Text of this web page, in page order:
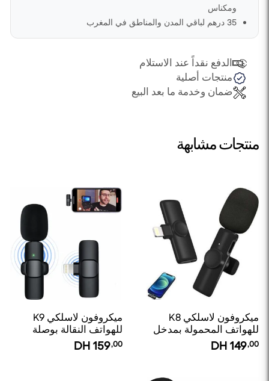
ومكناس
35 درهم لباقي المدن والمناطق في المغرب
الدفع نقداً عند الاستلام
منتجات أصلية
ضمان وخدمة ما بعد البيع
منتجات مشابهة
ميكروفون لاسلكي K8
للهواتف المحمولة بمدخل
Lightning
149,00
ميكروفون لاسلكي K9
للهواتف النقالة بوصلة
Lightning
159,00